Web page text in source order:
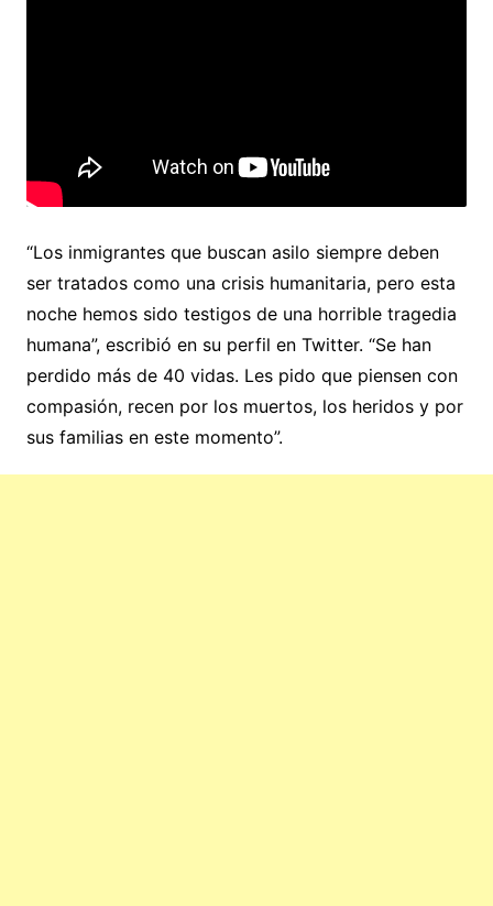
“Los inmigrantes que buscan asilo siempre deben
ser tratados como una crisis humanitaria, pero esta
noche hemos sido testigos de una horrible tragedia
humana”, escribió en su perfil en Twitter. “Se han
perdido más de 40 vidas. Les pido que piensen con
compasión, recen por los muertos, los heridos y por
sus familias en este momento”.